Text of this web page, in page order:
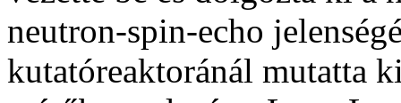
neutron-spin-echo
kutatóreaktoránál mutatta